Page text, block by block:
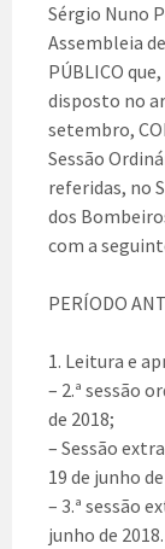
Sérgio Nuno
Assembleia
PÚBLICO
disposto no
setembro,
Sessão
referidas, no
dos
com a
PERÍODO
1. Leitura e
– 2.ª sessão
de 2018;
– Sessão
19 de junho
– 3.ª sessão
junho de 2018.